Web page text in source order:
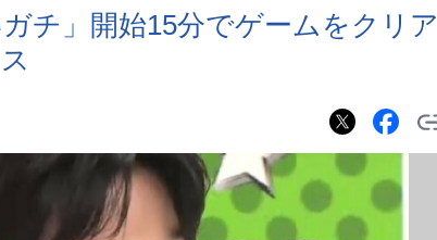
チ」開始15分でゲームをクリア